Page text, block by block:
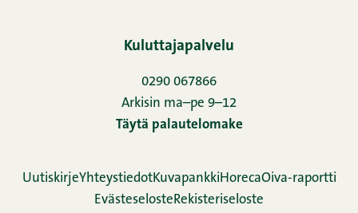
Kuluttajapalvelu
0290 067866
Arkisin ma–pe 9–12
Täytä palautelomake
UutiskirjeYhteystiedotKuvapankki HorecaOiva-raportti
Evästeseloste Rekisteriseloste